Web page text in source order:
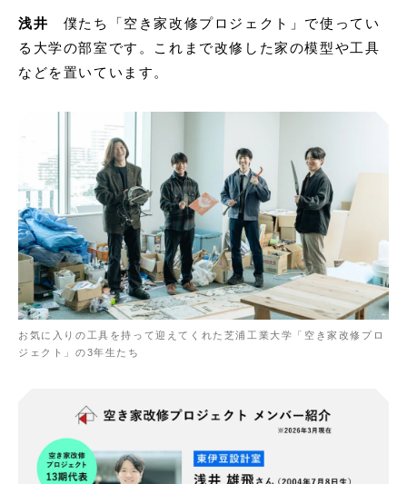
浅井
僕たち「空き家改修プロジェクト」で使ってい
る大学の部室です。これまで改修した家の模型や工具
などを置いています。
お気に入りの工具を持って迎えてくれた芝浦工業大学「空き家改修プロ
ジェクト」の3年生たち